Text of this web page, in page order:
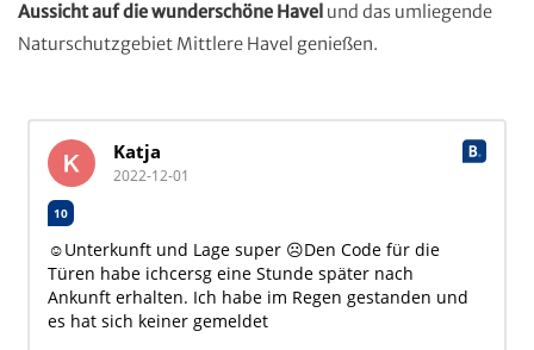
Aussicht auf die wunderschöne Havel und das umliegende
Naturschutzgebiet Mittlere Havel genießen.
Katja
2022-12-01
10
☺Unterkunft und Lage super ☹Den Code für die
Türen habe ichcersg eine Stunde später nach
Ankunft erhalten. Ich habe im Regen gestanden und
es hat sich keiner gemeldet